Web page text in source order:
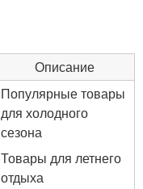
Описание
Популярные товары
для холодного
сезона
Товары для летнего
отдыха